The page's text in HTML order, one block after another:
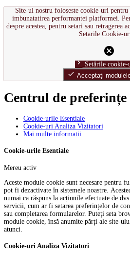
Site-ul nostru foloseste cookie-uri
imbunatatirea performantei platformei.
despre acestea, pentru setari sau retragerea
Setarile Cookie-
cancel
chevron_right Setările
done Acceptați
Centrul de preferințe
Cookie-urile Esentiale
Cookie-uri Analiza Vizitatori
Mai multe informatii
Cookie-urile Esentiale
Mereu activ
Aceste module cookie sunt necesare pentru
pot fi dezactivate în sistemele noastre.
numai ca răspuns la acțiunile efectuate de
servicii, cum ar fi setarea preferințelor de
sau completarea formularelor. Puteți seta
module cookie, însă anumite părți ale site-
atunci.
Cookie-uri Analiza Vizitatori